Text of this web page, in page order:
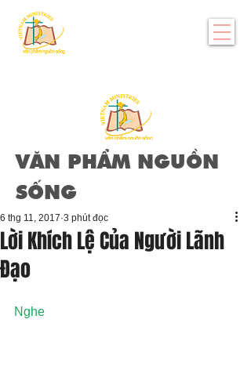
VĂN PHẨM NGUỒN
SỐNG
Lời Khích Lệ Của Người Lãnh
Đạo
6 thg 11, 2017 3 phút đọc
Nghe